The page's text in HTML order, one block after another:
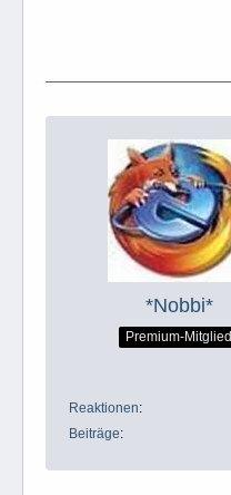
*Nobbi*
Premium-Mitglied
Reaktionen
Beiträge